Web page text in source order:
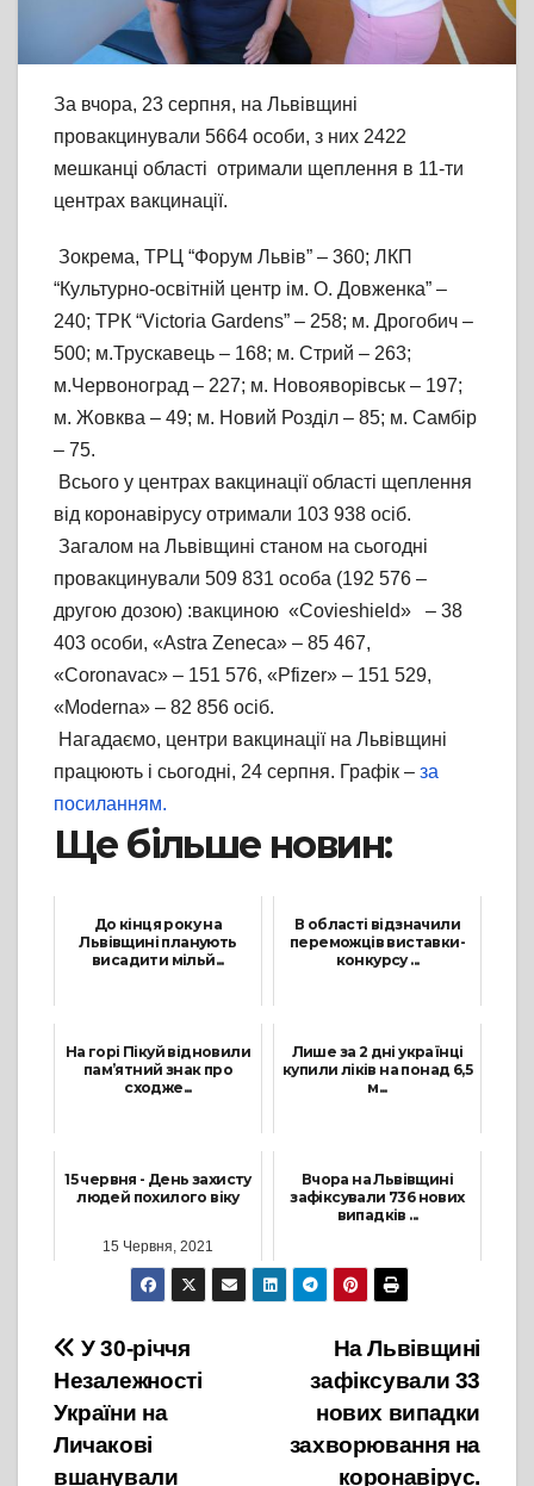
За вчора, 23 серпня, на Львівщині
провакцинували 5664 особи, з них 2422
мешканці області отримали щеплення в 11-ти
центрах вакцинації.
Зокрема, ТРЦ “Форум Львів” – 360; ЛКП
“Культурно-освітній центр ім. О. Довженка” –
240; ТРК “Victoria Gardens” – 258; м. Дрогобич –
500; м.Трускавець – 168; м. Стрий – 263;
м.Червоноград – 227; м. Новояворівськ – 197;
м. Жовква – 49; м. Новий Розділ – 85; м. Самбір
– 75.
Всього у центрах вакцинації області щеплення
від коронавірусу отримали 103 938 осіб.
Загалом на Львівщині станом на сьогодні
провакцинували 509 831 особа (192 576 –
другою дозою) :вакциною «Covieshield» – 38
403 особи, «Astra Zeneca» – 85 467,
«Coronavac» – 151 576, «Pfizer» – 151 529,
«Moderna» – 82 856 осіб.
Нагадаємо, центри вакцинації на Львівщині
працюють і сьогодні, 24 серпня. Графік – за
посиланням.
Ще більше новин:
До кінця року на
Львівщині планують
висадити мільй...
В області відзначили
переможців виставки-
конкурсу ...
На горі Пікуй відновили
пам’ятний знак про
сходже...
Лише за 2 дні українці
купили ліків на понад 6,5
м...
15 червня - День захисту
людей похилого віку
15 Червня, 2021
Вчора на Львівщині
зафіксували 736 нових
випадків ...
14 Лютого, 2022
Навігація
записів
На Львівщині
зафіксували 33
нових випадки
захворювання на
коронавірус.
У 30-річчя
Незалежності
України на
Личакові
вшанували